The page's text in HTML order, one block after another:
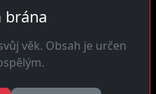
brána
věk. Obsah je určen